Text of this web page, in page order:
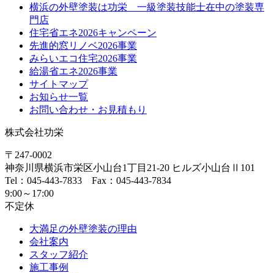
横浜の外壁塗装は功栄 一級塗装技能士在中の塗装専
門店
住宅省エネ2026キャンペーン
先進的窓リノベ2026事業
みらいエコ住宅2026事業
給湯省エネ2026事業
サイトマップ
お知らせ一覧
お問い合わせ・お見積もり
株式会社功栄
〒247-0002
神奈川県横浜市栄区小山台1丁目21-20 ヒルズ小山台Ⅱ101
Tel：045-443-7833 Fax：045-443-7834
9:00～17:00
不定休
大満足の外壁塗装の理由
会社案内
スタッフ紹介
施工事例